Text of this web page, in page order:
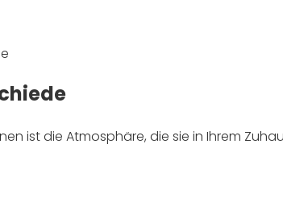
ist die Atmosphäre, die sie in Ihrem